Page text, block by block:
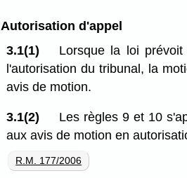
Autorisation d'appel
3.1(1)
Lorsque la loi
l'autorisation du tribunal, la
avis de motion.
3.1(2)
Les règles 9 et 10
aux avis de motion en
R.M. 177/2006